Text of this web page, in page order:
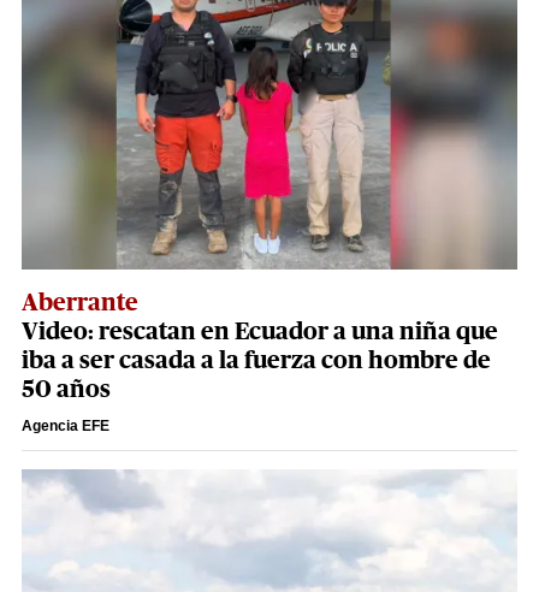
Aberrante
Video: rescatan en Ecuador a una niña que
iba a ser casada a la fuerza con hombre de
50 años
Agencia EFE